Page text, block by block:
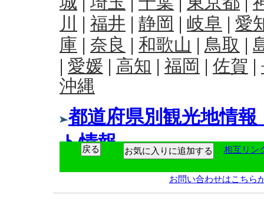
お気に入りに追加する 相互リン
お問い合わせはこちら